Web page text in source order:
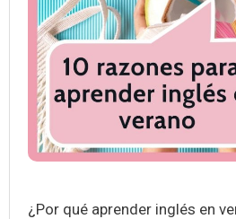
¿Por qué aprender inglés en